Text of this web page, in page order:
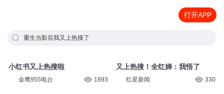
打开APP
重生当影后我又上热搜了
小红书又上热搜啦
金鹰955电台 1893
又上热搜！全红婵：我悟了
红星新闻 330